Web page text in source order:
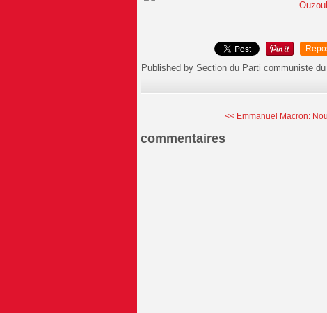
Published by Section du Parti communiste
<< Emmanuel Macron:
commentaires